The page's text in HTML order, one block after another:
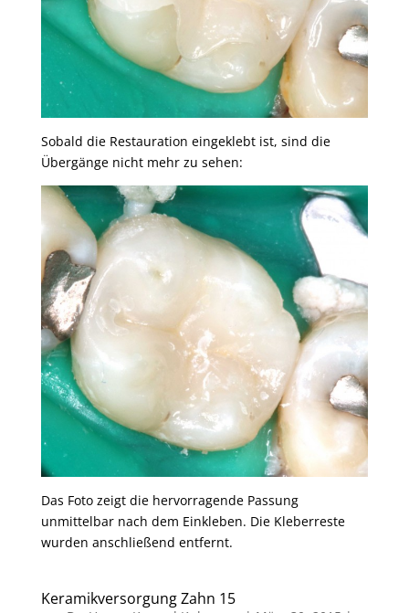
Sobald die Restauration eingeklebt ist, sind die
Übergänge nicht mehr zu sehen:
Das Foto zeigt die hervorragende Passung
unmittelbar nach dem Einkleben. Die Kleberreste
wurden anschließend entfernt.
Keramikversorgung Zahn 15